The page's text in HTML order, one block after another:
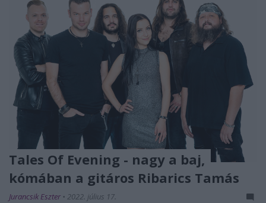
Tales Of Evening - nagy a baj,
kómában a gitáros Ribarics Tamás
Jurancsik Eszter • 2022. július 17.